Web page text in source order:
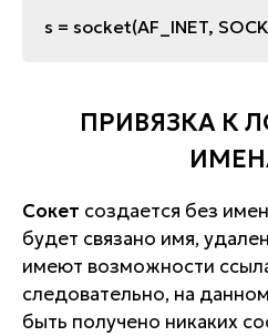
s = socket(AF_INET,
ПРИВЯЗКА К
Сокет создается без
будет связано имя,
имеют возможности
следовательно, на
быть получено никаких